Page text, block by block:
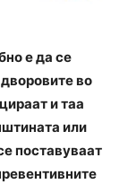
е да се
во
и таа
или
поставуваат